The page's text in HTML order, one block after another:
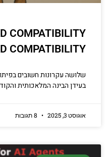
COMPATIBILITY
שלושה עקרונות חשובים
בעידן הבינה המלאכותית
אוגוסט 3, 2025